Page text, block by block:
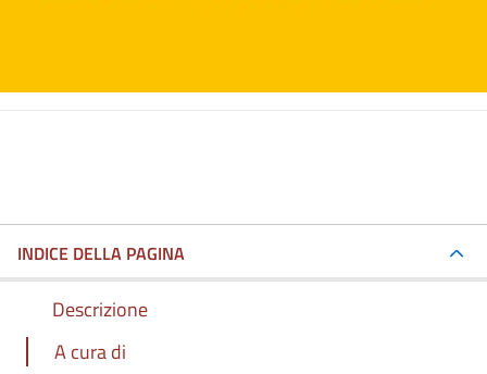
INDICE DELLA PAGINA
Descrizione
A cura di